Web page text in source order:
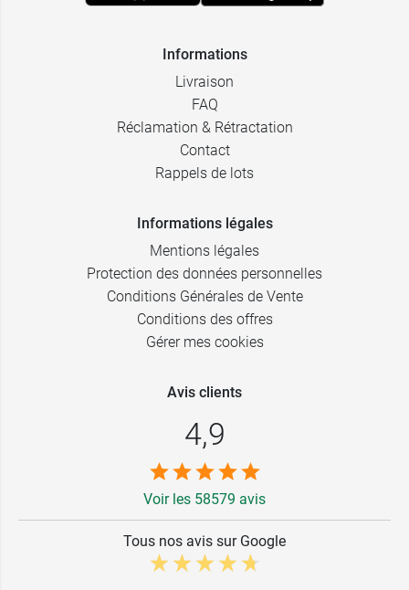
Informations
Livraison
FAQ
Réclamation & Rétractation
Contact
Rappels de lots
Informations légales
Mentions légales
Protection des données personnelles
Conditions Générales de Vente
Conditions des offres
Gérer mes cookies
Avis clients
4,9
Voir les 58579 avis
Tous nos avis sur Google